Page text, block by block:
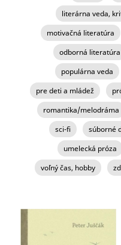
literárna veda,
motivačná literatúra
odborná literatúra
populárna veda
pre deti a mládež
romantika/melodráma
sci-fi
súborné
umelecká próza
voľný čas, hobby
STRÁNKY